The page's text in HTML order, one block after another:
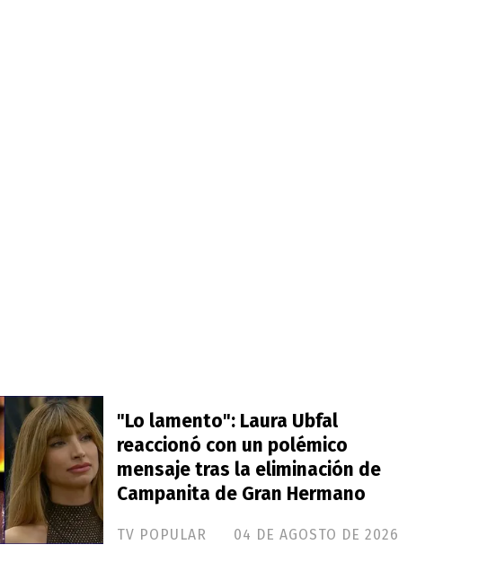
"Lo lamento": Laura Ubfal
reaccionó con un polémico
mensaje tras la eliminación de
Campanita de Gran Hermano
TV POPULAR 04 DE AGOSTO DE 2026